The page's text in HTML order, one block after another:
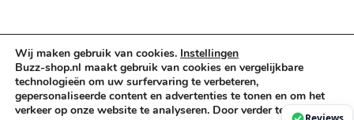
Cookiebeleid
Wij maken gebruik van cookies. Instellingen
Buzz-shop.nl maakt gebruik van cookies en vergelijkbare
technologieën om uw surfervaring te verbeteren,
gepersonaliseerde content en advertenties te tonen en om het
verkeer op onze website te analyseren. Door verder te gaan op